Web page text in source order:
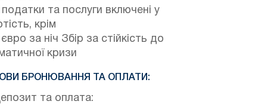
податки та послуги включені у
крім
за ніч Збір за стійкість до
кризи
БРОНЮВАННЯ ТА ОПЛАТИ:
та оплата: